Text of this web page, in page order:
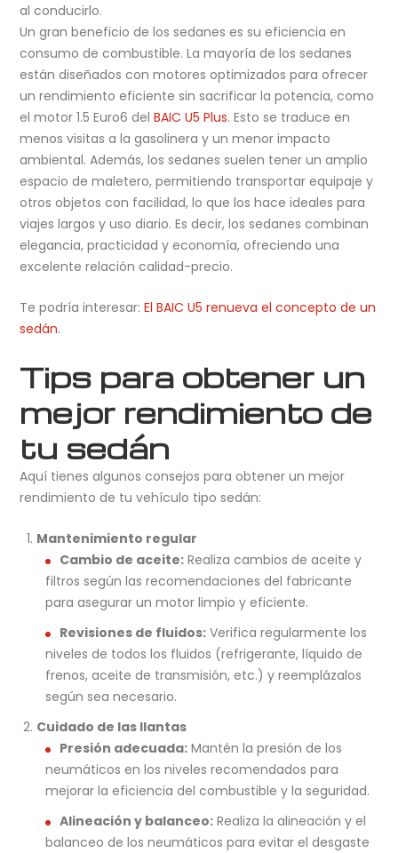
al conducirlo.
Un gran beneficio de los sedanes es su eficiencia en
consumo de combustible. La mayoría de los sedanes
están diseñados con motores optimizados para ofrecer
un rendimiento eficiente sin sacrificar la potencia, como
el motor 1.5 Euro6 delBAIC U5 Plus. Esto se traduce en
menos visitas a la gasolinera y un menor impacto
ambiental. Además, los sedanes suelen tener un amplio
espacio de maletero, permitiendo transportar equipaje y
otros objetos con facilidad, lo que los hace ideales para
viajes largos y uso diario. Es decir, los sedanes combinan
elegancia, practicidad y economía, ofreciendo una
excelente relación calidad-precio.
Te podría interesar:El BAIC U5 renueva el concepto de un
sedán.
Tips para obtener un
mejor rendimiento de
tu sedán
Aquí tienes algunos consejos para obtener un mejor
rendimiento de tu vehículo tipo sedán:
Mantenimiento regular
Cambio de aceite:Realiza cambios de aceite y
filtros según las recomendaciones del fabricante
para asegurar un motor limpio y eficiente.
Revisiones de fluidos:Verifica regularmente los
niveles de todos los fluidos (refrigerante, líquido de
frenos, aceite de transmisión, etc.) y reemplázalos
según sea necesario.
Cuidado de las llantas
Presión adecuada:Mantén la presión de los
neumáticos en los niveles recomendados para
mejorar la eficiencia del combustible y la seguridad.
Alineación y balanceo:Realiza la alineación y el
balanceo de los neumáticos para evitar el desgaste